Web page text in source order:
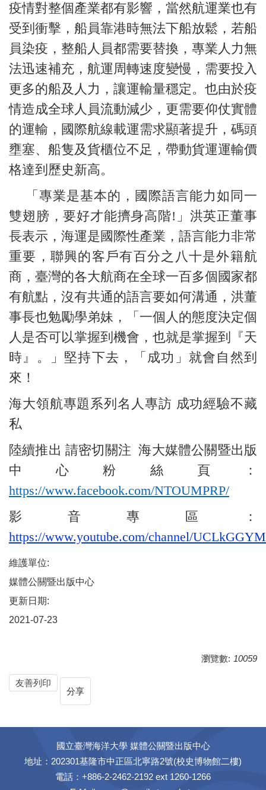
疫情對整個產業都有影響，當然航運業也有
受到衝擊，船員靠港時無法下船放鬆，若船
員染疫，整船人員都需要替換，專業人力無
法迅速補充，航運周轉速度變慢，需要投入
更多的船及人力，讓運輸量穩定。也由於疫
情造成全球人員流動減少，更需要仰仗實體
的運輸，國際航線載運需求顯著提升，碼頭
壅塞、船隻及貨櫃位不足，帶動貨運運輸價
格達到歷史新高。
「專業是基本的，國際語言能力如同一
雙翅膀，要好才能擠身高階!」洪英正董事
長表示，海運是國際性產業，語言能力非常
重要，聯興的客戶有百分之八十是外籍航
商，臺灣的各大航商在全球一百多個國家都
有航點，沒有共通的語言要如何溝通，洪董
事長也勉勵學弟妹，「一個人的態度決定個
人是否可以掌握到機會，也就是掌握到『天
時』。」堅持下去，「成功」就會自然到
來！
海大領航專題系列名人專訪 成功經驗不藏
私
陸續推出 請密切關注 海大媒體公關暨出版
中心粉絲頁：
https://www.facebook.com/NTOUMPRP/
影音專區：
https://www.youtube.com/channel/
維護單位:
媒體公關暨出版中心
更新日期:
2021-07-23
瀏覽數: 10059
友善列印
分享
國立臺灣海洋大學 媒體公關暨出版中心
地址：202301基隆市中正區北寧路2號(校史博物館二樓)
電話：+886-2-2462-2192 ext 1260-1266